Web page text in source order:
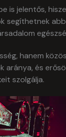
is jelentős,
hanem
és
szolgálja.